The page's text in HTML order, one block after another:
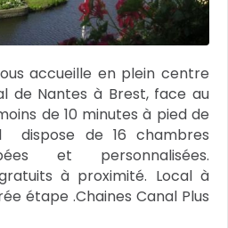
accueille en plein centre
de Nantes à Brest, face au
de 10 minutes à pied de
dispose de 16 chambres
et personnalisées.
à proximité. Local à
étape .Chaines Canal Plus